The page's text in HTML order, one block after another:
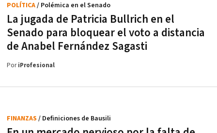
La jugada de Patricia Bullrich en el
Senado para bloquear el voto a distancia
de Anabel Fernández Sagasti
POLÍTICA/ Polémica en el Senado
PoriProfesional
FINANZAS / Definiciones de Bausili